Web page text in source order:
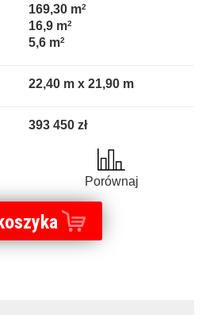
169,30 m2
16,9 m2
5,6 m2
22,40 m x 21,90 m
393 450 zł
Porównaj